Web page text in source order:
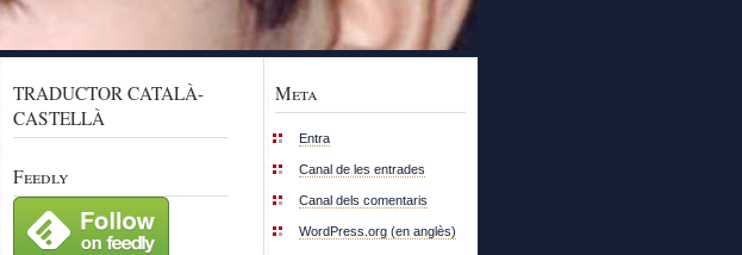
TRADUCTOR CATALÀ-
CASTELLÀ
Feedly
Meta
Entra
Canal de les entrades
Canal dels comentaris
WordPress.org (en anglès)